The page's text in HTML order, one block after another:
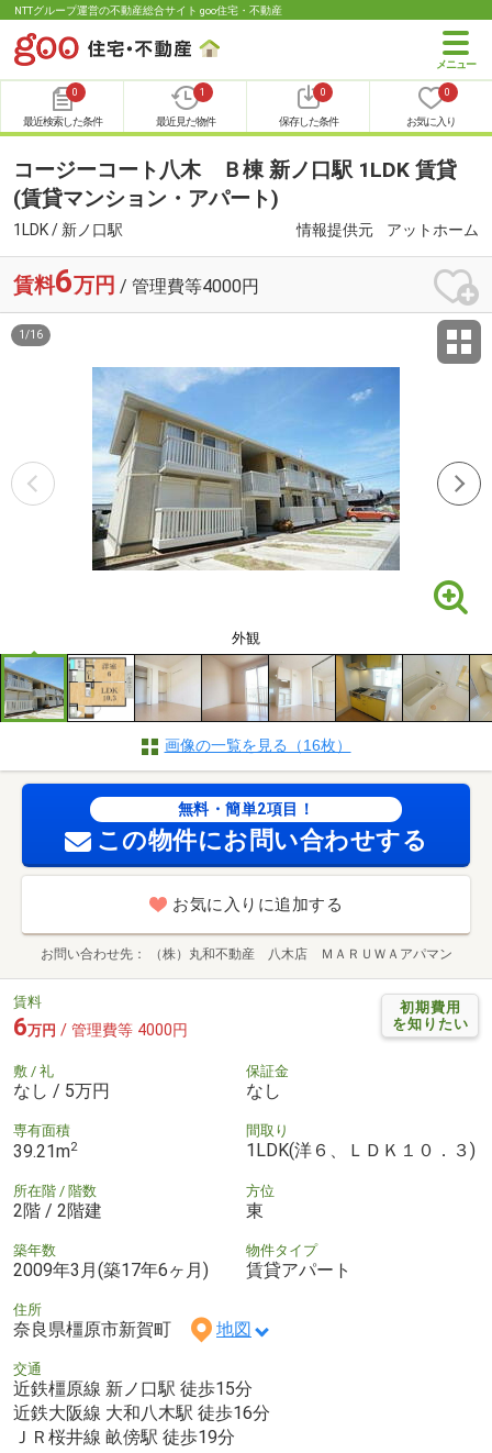
NTTグループ運営の不動産総合サイト goo住宅・不動産
0
最近検索した条件
1
最近見た物件
0
保存した条件
0
お気に入り
コージーコート八木 Ｂ棟 新ノ口駅 1LDK 賃貸
(賃貸マンション・アパート)
1LDK / 新ノ口駅 情報提供元 アットホーム
賃料6万円 / 管理費等4000円
外観
1 /16
画像の一覧を見る（16枚）
無料・簡単2項目！
この物件にお問い合わせする
お気に入りに追加する
お問い合わせ先 （株）丸和不動産 八木店 ＭＡＲＵＷＡアパマン
初期費用
を知りたい
賃料
6万円 / 管理費等 4000円
敷 / 礼
なし / 5万円
保証金
なし
専有面積
39.21m2
間取り
1LDK(洋６、ＬＤＫ１０．３)
所在階 / 階数
2階 / 2階建
方位
東
築年数
2009年3月(築17年6ヶ月)
物件タイプ
賃貸アパート
住所
奈良県橿原市新賀町 地図
交通
近鉄橿原線 新ノ口駅 徒歩15分
近鉄大阪線 大和八木駅 徒歩16分
ＪＲ桜井線 畝傍駅 徒歩19分